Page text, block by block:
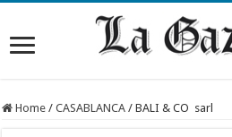
Home / CASABLANCA / BALI & CO sarl